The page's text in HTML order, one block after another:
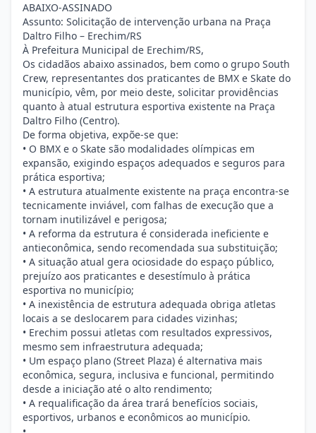
ABAIXO-ASSINADO
Assunto: Solicitação de intervenção urbana na Praça
Daltro Filho – Erechim/RS
À Prefeitura Municipal de Erechim/RS,
Os cidadãos abaixo assinados, bem como o grupo South
Crew, representantes dos praticantes de BMX e Skate do
município, vêm, por meio deste, solicitar providências
quanto à atual estrutura esportiva existente na Praça
Daltro Filho (Centro).
De forma objetiva, expõe-se que:
• O BMX e o Skate são modalidades olímpicas em
expansão, exigindo espaços adequados e seguros para
prática esportiva;
• A estrutura atualmente existente na praça encontra-se
tecnicamente inviável, com falhas de execução que a
tornam inutilizável e perigosa;
• A reforma da estrutura é considerada ineficiente e
antieconômica, sendo recomendada sua substituição;
• A situação atual gera ociosidade do espaço público,
prejuízo aos praticantes e desestímulo à prática
esportiva no município;
• A inexistência de estrutura adequada obriga atletas
locais a se deslocarem para cidades vizinhas;
• Erechim possui atletas com resultados expressivos,
mesmo sem infraestrutura adequada;
• Um espaço plano (Street Plaza) é alternativa mais
econômica, segura, inclusiva e funcional, permitindo
desde a iniciação até o alto rendimento;
• A requalificação da área trará benefícios sociais,
esportivos, urbanos e econômicos ao município.